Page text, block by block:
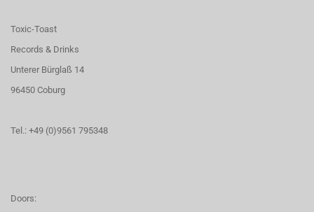
Toxic-Toast
Records & Drinks
Unterer Bürglaß 14
96450 Coburg
Tel.: +49 (0)9561 795348
Doors: